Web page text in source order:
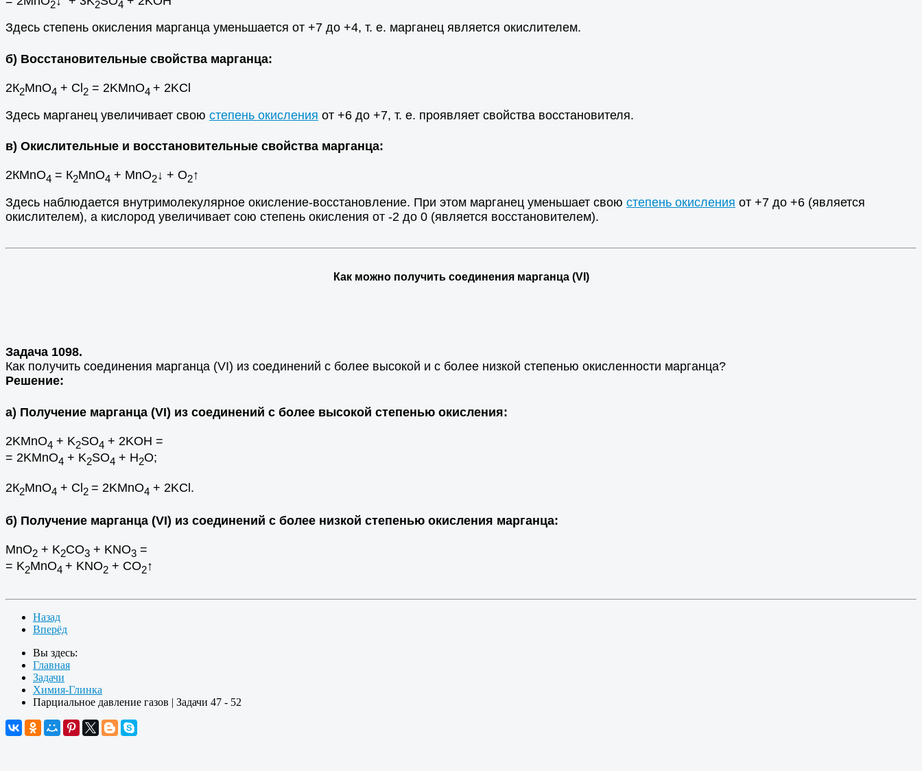
2 2 4
Здесь степень окисления марганца уменьшается от +7 до +4, т. е. марганец является окислителем.
б) Восстановительные свойства марганца:
2К2MnO4 + Cl2 = 2KMnO4 + 2KCl
Здесь марганец увеличивает свою степень окисления от +6 до +7, т. е. проявляет свойства восстановителя.
в) Окислительные и восстановительные свойства марганца:
2КMnO4 = К2MnO4 + MnO2↓ + O2↑
Здесь наблюдается внутримолекулярное окисление-восстановление. При этом марганец уменьшает свою степень окисления от +7 до +6 (является
окислителем), а кислород увеличивает сою степень окисления от -2 до 0 (является восстановителем).
Как можно получить соединения марганца (VI)
Задача 1098.
Как получить соединения марганца (VI) из соединений с более высокой и с более низкой степенью окисленности марганца?
Решение:
а) Получение марганца (VI) из соединений с более высокой степенью окисления:
2KMnO4 + K2SO4 + 2KOH =
= 2KMnO4 + K2SO4 + H2O;
2К2MnO4 + Cl 2 = 2KMnO4 + 2KCl.
б) Получение марганца (VI) из соединений с более низкой степенью окисления марганца:
MnO2 + K2CO3 + KNO3 =
= K2MnO4 + KNO2 + CO2↑
Назад
Вперёд
Вы здесь:
Главная
Задачи
Химия-Глинка
Парциальное давление газов | Задачи 47 - 52